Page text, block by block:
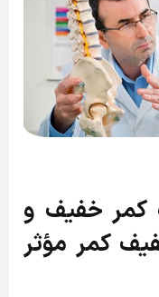
کمر خفیف و
کمر مؤثر